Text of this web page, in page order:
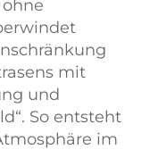
mit
und
So entsteht
im